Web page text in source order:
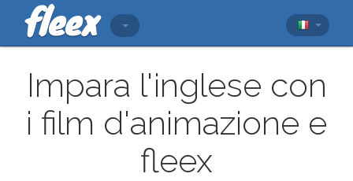
Impara l'inglese con
i film d'animazione e
fleex